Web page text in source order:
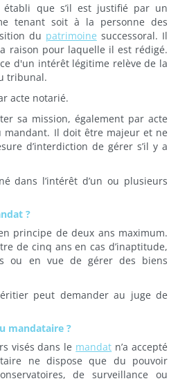
que s’il est justifié par un
tenant soit à la personne des
du patrimoine successoral. Il
raison pour laquelle il est rédigé.
d'un intérêt légitime relève de la
tribunal.
acte notarié.
sa mission, également par acte
mandant. Il doit être majeur et ne
d’interdiction de gérer s’il y a
dans l’intérêt d’un ou plusieurs
?
principe de deux ans maximum.
de cinq ans en cas d’inaptitude,
ou en vue de gérer des biens
peut demander au juge de
mandataire ?
visés dans le mandat n’a accepté
ne dispose que du pouvoir
de surveillance ou